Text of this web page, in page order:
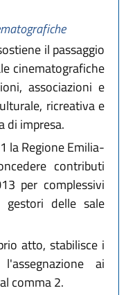
il passaggio
cinematografiche
associazioni e
ricreativa e
di impresa.
la Regione Emilia-
contributi
per complessivi
delle sale
atto, stabilisce i
ai
comma 2.